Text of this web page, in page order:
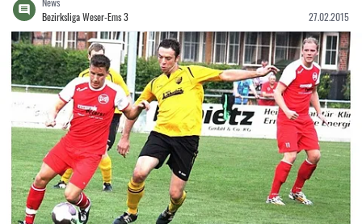
Bezirksliga Weser-Ems 3
27.02.2015